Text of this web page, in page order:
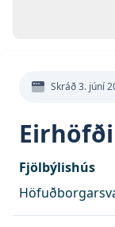
Skráð3. júní
Fjölbýlishús